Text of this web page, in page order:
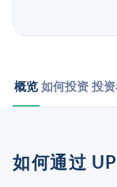
概览 如何投资 投
如何通过